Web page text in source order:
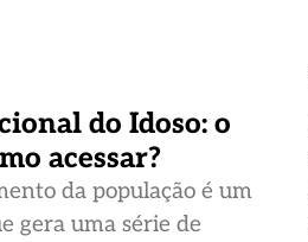
do Idoso: o
acessar?
da população é um
gera uma série de